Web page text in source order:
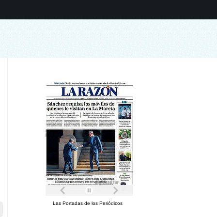
Las Portadas de los Periódicos